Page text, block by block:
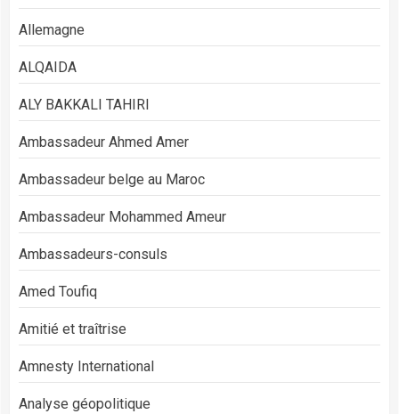
Allemagne
ALQAIDA
ALY BAKKALI TAHIRI
Ambassadeur Ahmed Amer
Ambassadeur belge au Maroc
Ambassadeur Mohammed Ameur
Ambassadeurs-consuls
Amed Toufiq
Amitié et traîtrise
Amnesty International
Analyse géopolitique